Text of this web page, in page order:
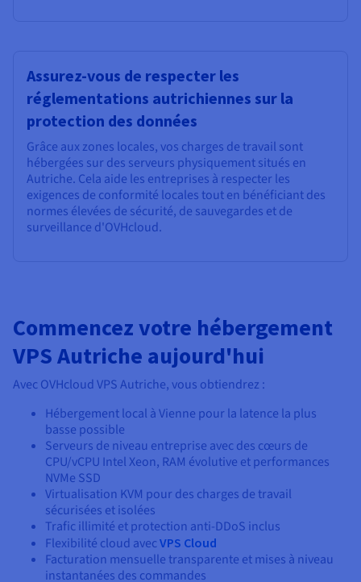
Assurez-vous de respecter les
réglementations autrichiennes sur la
protection des données
Grâce aux zones locales, vos charges de travail sont
hébergées sur des serveurs physiquement situés en
Autriche. Cela aide les entreprises à respecter les
exigences de conformité locales tout en bénéficiant des
normes élevées de sécurité, de sauvegardes et de
surveillance d'OVHcloud.
Commencez votre hébergement
VPS Autriche aujourd'hui
Avec OVHcloud VPS Autriche, vous obtiendrez :
Hébergement local à Vienne pour la latence la plus
basse possible
Serveurs de niveau entreprise avec des cœurs de
CPU/vCPU Intel Xeon, RAM évolutive et performances
NVMe SSD
Virtualisation KVM pour des charges de travail
sécurisées et isolées
Trafic illimité et protection anti-DDoS inclus
Flexibilité cloud avec VPS Cloud
Facturation mensuelle transparente et mises à niveau
instantanées des commandes